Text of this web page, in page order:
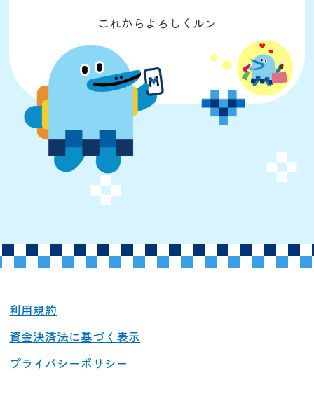
これからよろしくルン
利用規約
資金決済法に基づく表示
プライバシーポリシー